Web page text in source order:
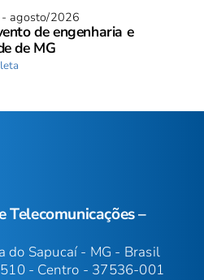
- agosto/2026
de engenharia e
de MG
Telecomunicações –
do Sapucaí - MG - Brasil
510 - Centro - 37536-001